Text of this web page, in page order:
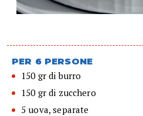
PER 6 PERSONE
150 gr di burro
150 gr di zucchero
5 uova, separate